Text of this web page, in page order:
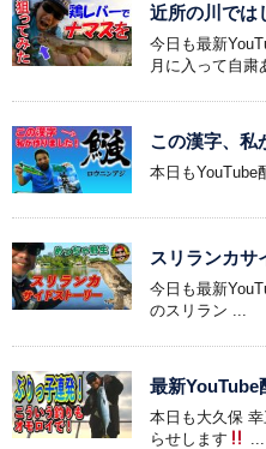
近所の川では
今日も最新
月に入って自粛
この漢字、私
本日もYouTube
スリランカサ
今日も最新
のスリラン ...
最新YouTube
本日も大久保
らせします